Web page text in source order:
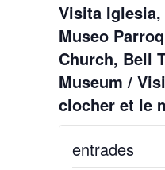
Visita
Museo
Church, Bell
Museum /
clocher et le
entrades